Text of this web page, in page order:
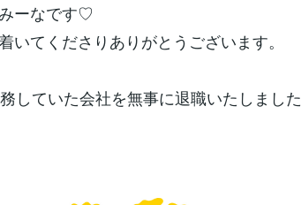
ーなです♡
いてくださりありがとうございます。
していた会社を無事に退職いたしました